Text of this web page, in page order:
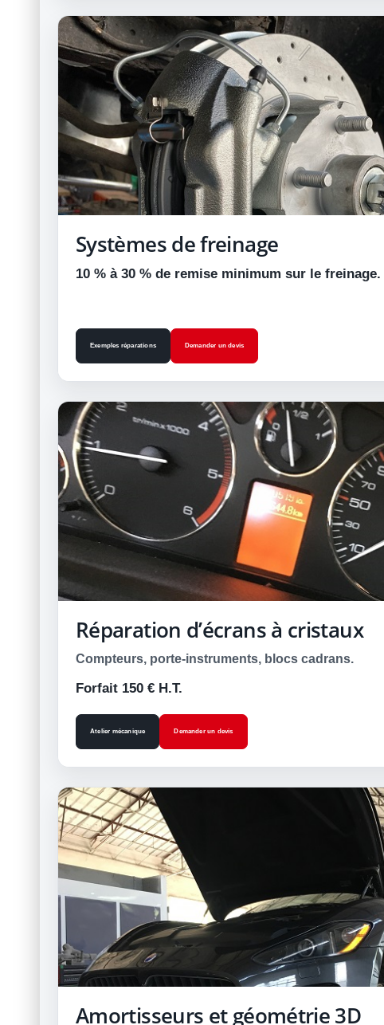
Systèmes de freinage
10 % à 30 % de remise minimum sur le freinage.
Exemples réparations Demander un devis
Réparation d’écrans à cristaux
Compteurs, porte-instruments, blocs cadrans.
Forfait 150 € H.T.
Atelier mécanique Demander un devis
Amortisseurs et géométrie 3D